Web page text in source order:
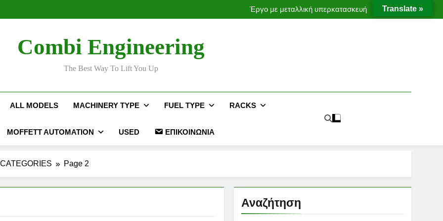
Έργο με μεταλλική υπερκατασκευή
Moffett Taxi
Combi Engineering
The Best Way To Lift You Up
ALL MODELS MACHINERY TYPE FUEL TYPE RACKS
MOFFETT AUTOMATION USED ΕΠΙΚΟΙΝΩΝΊΑ
CATEGORIES Page 2
Αναζήτηση
Translate »